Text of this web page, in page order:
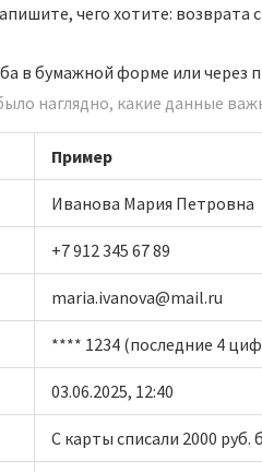
чего хотите: возврата
в бумажной форме или через
наглядно, какие данные
Пример
Иванова Мария Петровна
+7 912 345 67 89
maria.ivanova@mail.ru
**** 1234 (последние 4
03.06.2025, 12:40
С карты списали 2000 руб.